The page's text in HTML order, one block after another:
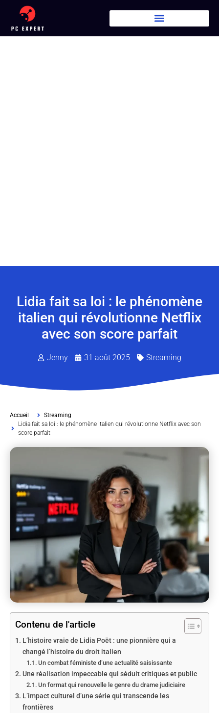
Lidia fait sa loi : le phénomène
italien qui révolutionne Netflix
avec son score parfait
Jenny 31 août 2025 Streaming
Accueil
Streaming
Lidia fait sa loi : le phénomène italien qui révolutionne Netflix avec son
score parfait
Contenu de l'article
L’histoire vraie de Lidia Poët : une pionnière qui a
changé l’histoire du droit italien
Un combat féministe d’une actualité saisissante
Une réalisation impeccable qui séduit critiques et public
Un format qui renouvelle le genre du drame judiciaire
L’impact culturel d’une série qui transcende les
frontières